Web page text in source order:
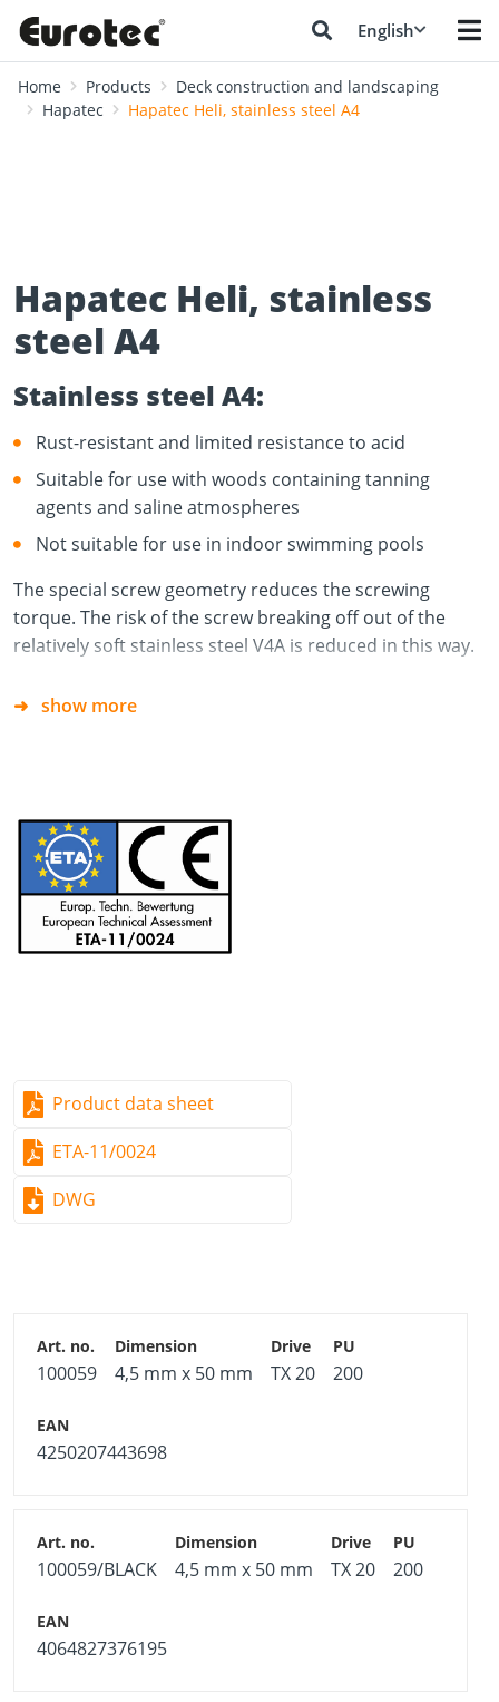
English
Home Products
Deck construction and landscaping
Hapatec
Hapatec Heli, stainless steel A4
Hapatec Heli, stainless
steel A4
Stainless steel A4:
Rust-resistant and limited resistance to acid
Suitable for use with woods containing tanning
agents and saline atmospheres
Not suitable for use in indoor swimming pools
The special screw geometry reduces the screwing
torque. The risk of the screw breaking off out of the
relatively soft stainless steel V4A is reduced in this way.
show more
Product data sheet
ETA-11/0024
DWG
100059 4,5 mm x 50 mm TX 20 200
4250207443698
100059/BLACK 4,5 mm x 50 mm TX 20 200
4064827376195